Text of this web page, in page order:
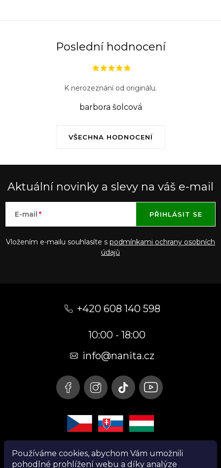
Používáme cookies, abychom Vám umožnili
pohodlné prohlížení webu a díky analýze
Poslední hodnocení
VŠECHNA HODNOCENÍ
K nerozeznání od originálu.
barbora šolcová
Aktuální novinky a slevy na váš e-mail
E-mail
Vložením e-mailu souhlasíte s podmínkami ochrany osobních
údajů
PŘIHLÁSIT SE
+420 608 140 598
10:00 - 18:00
info@nanita.cz